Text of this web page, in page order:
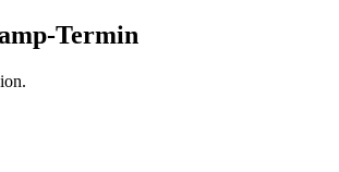
Termin